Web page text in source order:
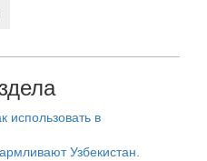
использовать в
Узбекистан.